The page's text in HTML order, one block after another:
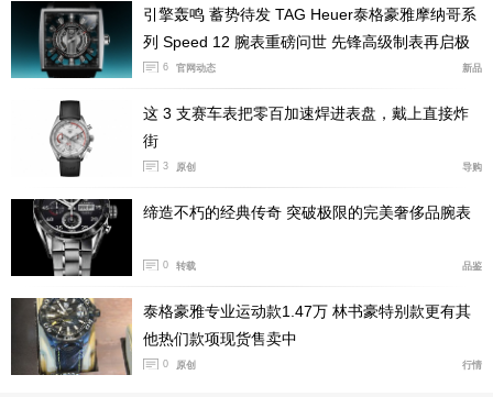
开业盛典之际，泰格豪雅携2026 “钟表与奇迹” 日内瓦
高级钟表展首发力作——全新泰格豪雅摩纳哥系列计时码
表，呈现初代蓝、竞速绿两款时计，续写方形时计的传奇
篇章。其中，初代蓝款灵感源自1971年电影《极速狂飙》
（Le Mans）中史蒂夫·麦昆佩戴的传奇时计，复刻经典韵
味的同时融入现代工艺；竞速绿款则汲取经典英国赛车配
引擎轰鸣 蓄势待发 TAG Heuer泰格豪雅摩纳哥系
列 Speed 12 腕表重磅问世 先锋高级制表再启极
速篇章
6 官网动态 新品
这 3 支赛车表把零百加速焊进表盘，戴上直接炸
街
3 原创 导购
缔造不朽的经典传奇 突破极限的完美奢侈品腕表
0 转载 品鉴
泰格豪雅专业运动款1.47万 林书豪特别款更有其
他热们款项现货售卖中
0 原创 行情